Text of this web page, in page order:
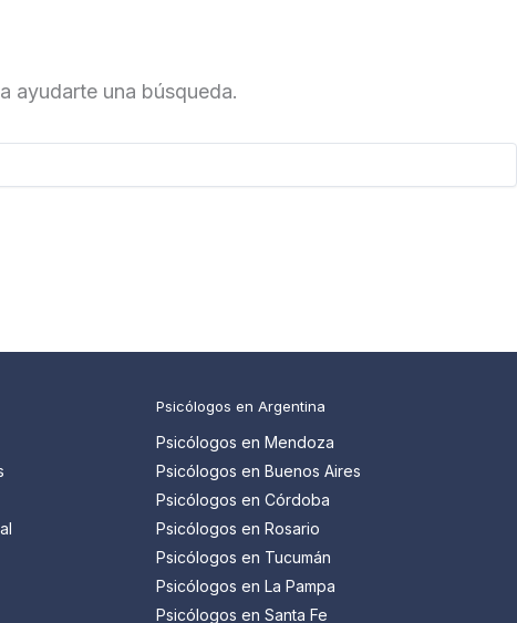
ayudarte una búsqueda.
Psicólogos en Argentina
Psicólogos en Mendoza
Psicólogos en Buenos Aires
Psicólogos en Córdoba
Psicólogos en Rosario
Psicólogos en Tucumán
Psicólogos en La Pampa
Psicólogos en Santa Fe